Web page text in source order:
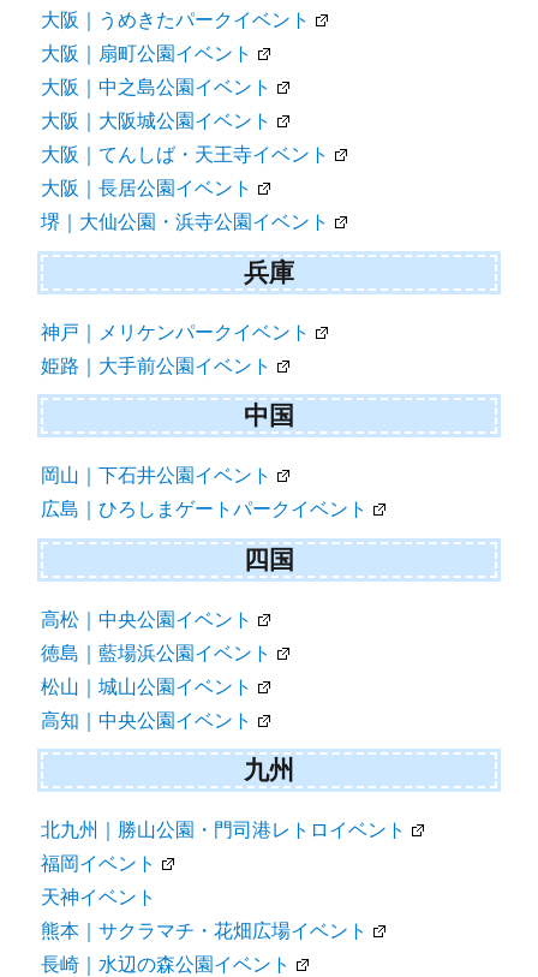
大阪｜うめきたパークイベント
大阪｜扇町公園イベント
大阪｜中之島公園イベント
大阪｜大阪城公園イベント
大阪｜てんしば・天王寺イベント
大阪｜長居公園イベント
堺｜大仙公園・浜寺公園イベント
兵庫
神戸｜メリケンパークイベント
姫路｜大手前公園イベント
中国
岡山｜下石井公園イベント
広島｜ひろしまゲートパークイベント
四国
高松｜中央公園イベント
徳島｜藍場浜公園イベント
松山｜城山公園イベント
高知｜中央公園イベント
九州
北九州｜勝山公園・門司港レトロイベント
福岡イベント
天神イベント
熊本｜サクラマチ・花畑広場イベント
長崎｜水辺の森公園イベント